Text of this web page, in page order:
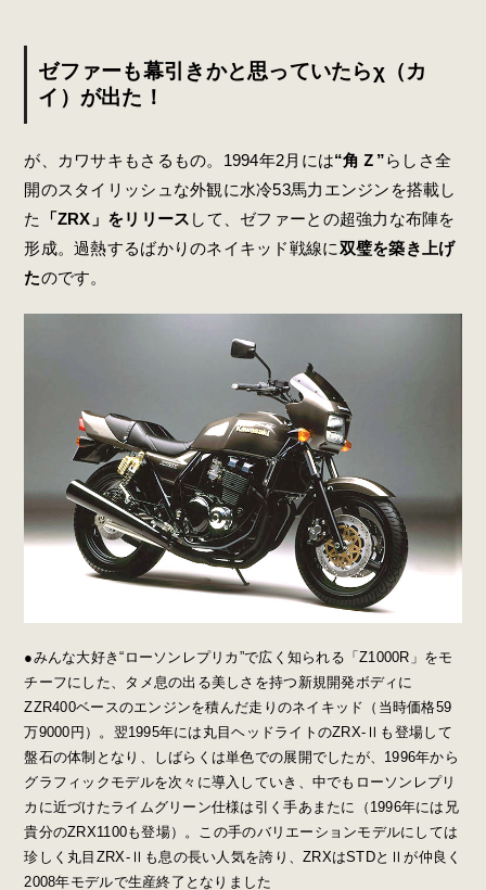
ゼファーも幕引きかと思っていたらχ（カ
イ）が出た！
が、カワサキもさるもの。1994年2月には“角Ｚ”らしさ全
開のスタイリッシュな外観に水冷53馬力エンジンを搭載し
た
「ZRX」をリリース して、ゼファーとの超強力な布陣を
形成。過熱するばかりのネイキッド戦線に双璧を築き上げ
たのです。
●みんな大好き“ローソンレプリカ”で広く知られる「Z1000R」をモ
チーフにした、タメ息の出る美しさを持つ新規開発ボディに
ZZR400ベースのエンジンを積んだ走りのネイキッド（当時価格59
万9000円）。翌1995年には丸目ヘッドライトのZRX-Ⅱも登場して
盤石の体制となり、しばらくは単色での展開でしたが、1996年から
グラフィックモデルを次々に導入していき、中でもローソンレプリ
カに近づけたライムグリーン仕様は引く手あまたに（1996年には兄
貴分のZRX1100も登場）。この手のバリエーションモデルにしては
珍しく丸目ZRX-Ⅱも息の長い人気を誇り、ZRXはSTDとⅡが仲良く
2008年モデルで生産終了となりました